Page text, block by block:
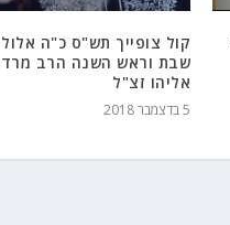
קול צופייך תש"ס כ"ה אלול
שבת וראש השנה הרב
אליהו זצ"ל
5 בדצמבר 2018